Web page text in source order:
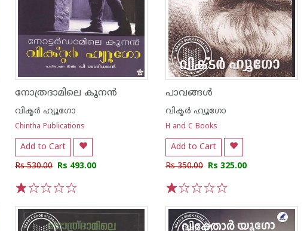
നോത്രദാമിലെ കൂനന്‍
വിക്ടര്‍ ഹ്യൂഗോ
Chintha Publications
Add to Cart
Rs 530.00 Rs 493.00
പാവങ്ങള്‍
വിക്ടര്‍ ഹ്യൂഗോ
H and C Books
Add to Cart
Rs 350.00 Rs 325.00